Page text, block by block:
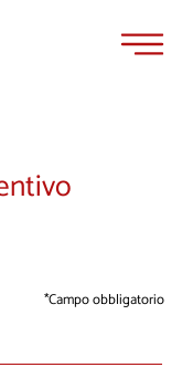
Campo obbligatorio